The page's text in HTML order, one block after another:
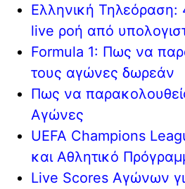
Ελληνική Τηλεόραση:
live ροή από
Formula 1: Πως να
τους αγώνες δωρεάν
Πως να
Αγώνες
UEFA Champions
και Αθλητικό
Live Scores Αγώνων